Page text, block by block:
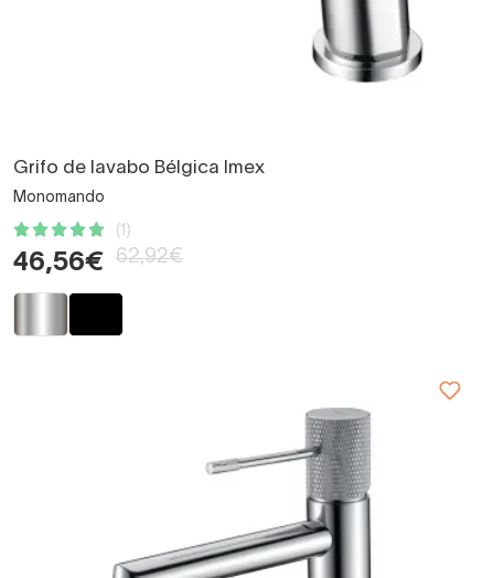
Grifo de lavabo Bélgica Imex
Monomando
(1)
46,56€ 62,92€